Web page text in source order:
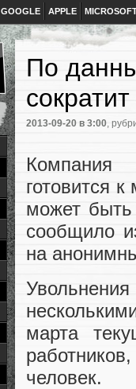
GOOGLE APPLE
По
2013-09-20 в 3:00,
Компания
готовится
может быть
сообщило
на
Увольнения
марта
человек.